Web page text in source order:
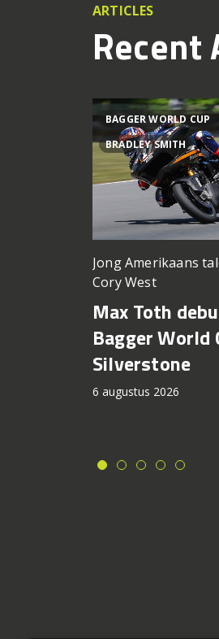
ARTICLES
Recent
BAGGER WORLD CUP
BRADLEY SMITH
Jong Amerikaans
Cory West
Max Toth
Bagger World
Silverstone
6 augustus 2026